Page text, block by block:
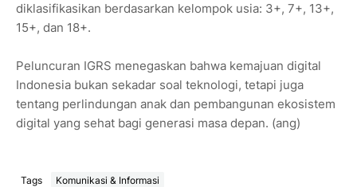
diklasifikasikan berdasarkan kelompok usia: 3+, 7+, 13+,
15+, dan 18+.
Peluncuran IGRS menegaskan bahwa kemajuan digital
Indonesia bukan sekadar soal teknologi, tetapi juga
tentang perlindungan anak dan pembangunan ekosistem
digital yang sehat bagi generasi masa depan. (ang)
Tags Komunikasi & Informasi